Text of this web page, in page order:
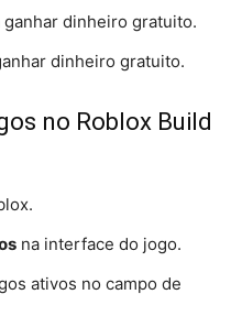
ganhar dinheiro gratuito.
dinheiro gratuito.
no Roblox Build
na interface do jogo.
ativos no campo de